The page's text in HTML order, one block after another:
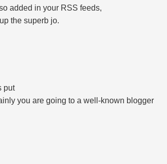
added in your RSS feeds,
the superb jo.
put
you are going to a well-known blogger